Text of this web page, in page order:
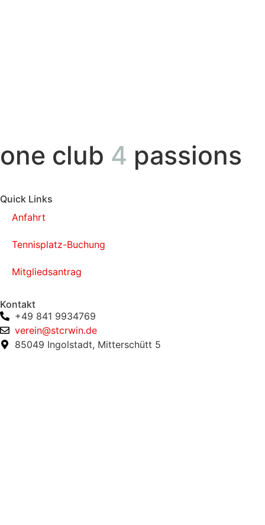
one club 4 passions
Quick Links
Anfahrt
Tennisplatz-Buchung
Mitgliedsantrag
Kontakt
+49 841 9934769
verein@stcrwin.de
85049 Ingolstadt, Mitterschütt 5